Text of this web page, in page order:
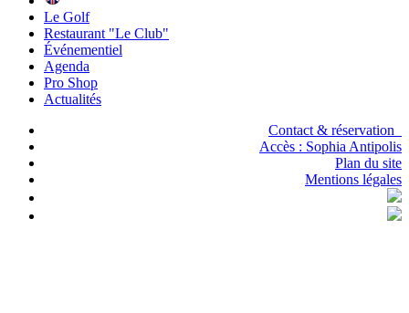
Le Golf
Restaurant "Le Club"
Événementiel
Agenda
Pro Shop
Actualités
Contact & réservation
Accès : Sophia Antipolis
Plan du site
Mentions légales